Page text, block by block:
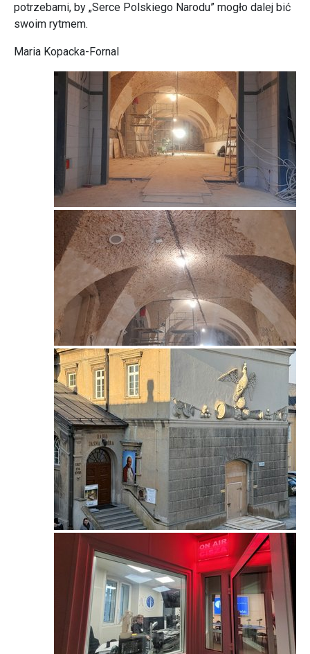
potrzebami, by „Serce Polskiego Narodu” mogło dalej bić
swoim rytmem.
Maria Kopacka-Fornal